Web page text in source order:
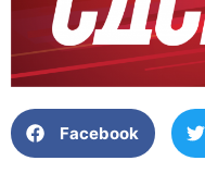
Facebook